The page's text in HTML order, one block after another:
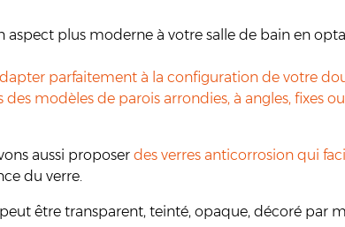
aspect plus moderne à votre salle de bain en
parfaitement à la configuration de votre
des modèles de parois arrondies, à angles, fixes
aussi proposer des verres anticorrosion qui
du verre.
être transparent, teinté, opaque, décoré par